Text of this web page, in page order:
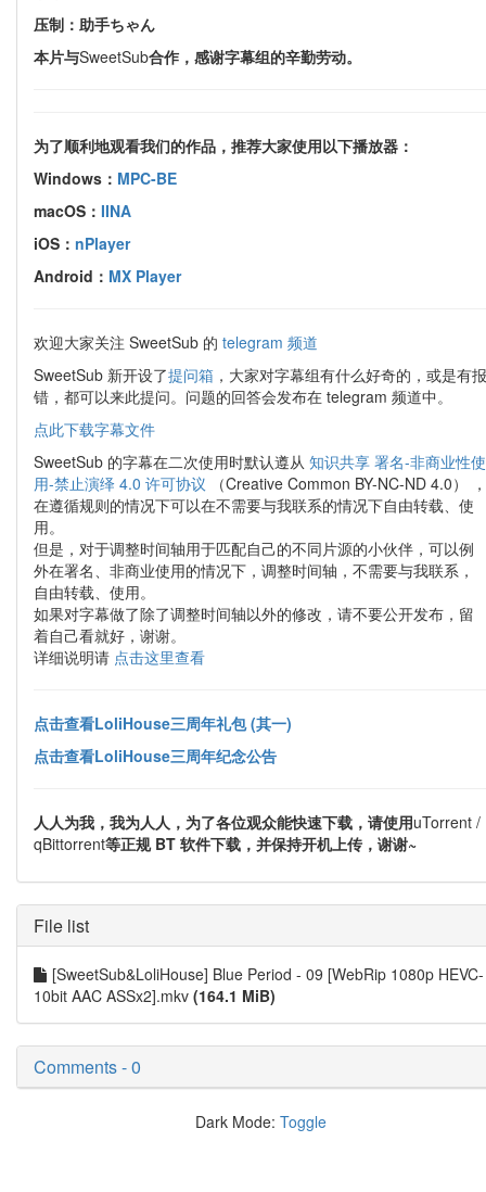
压制：助手ちゃん
本片与SweetSub合作，感谢字幕组的辛勤劳动。
为了顺利地观看我们的作品，推荐大家使用以下播放器：
Windows： MPC-BE
macOS： IINA
iOS： nPlayer
Android： MX Player
欢迎大家关注 SweetSub 的 telegram 频道
SweetSub 新开设了提问箱 ，大家对字幕组有什么好奇的，或是有报
错，都可以来此提问。问题的回答会发布在 telegram 频道中。
点此下载字幕文件
SweetSub 的字幕在二次使用时默认遵从 知识共享 署名-非商业性使
用-禁止演绎 4.0 许可协议 （Creative Common BY-NC-ND 4.0） ，
在遵循规则的情况下可以在不需要与我联系的情况下自由转载、使
用。
但是，对于调整时间轴用于匹配自己的不同片源的小伙伴，可以例
外在署名、非商业使用的情况下，调整时间轴，不需要与我联系，
自由转载、使用。
如果对字幕做了除了调整时间轴以外的修改，请不要公开发布，留
着自己看就好，谢谢。
详细说明请 点击这里查看
点击查看LoliHouse三周年礼包 (其一)
点击查看LoliHouse三周年纪念公告
人人为我，我为人人，为了各位观众能快速下载，请使用uTorrent /
qBittorrent等正规 BT 软件下载，并保持开机上传，谢谢~
File list
[SweetSub&LoliHouse] Blue Period - 09 [WebRip 1080p HEVC-
10bit AAC ASSx2].mkv (164.1 MiB)
Comments - 0
Dark Mode: Toggle